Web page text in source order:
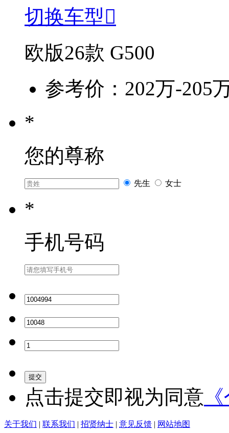
切换车型
欧版26款 G500
参考价：202万-205
*
您的尊称
先生 女士
*
手机号码
提交
点击提交即视为同意
关于我们 | 联系我们 | 招贤纳士 | 意见反馈 | 网站地图